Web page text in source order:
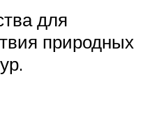
для
природных